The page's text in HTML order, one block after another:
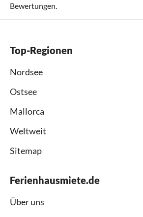
Bewertungen.
Top-Regionen
Nordsee
Ostsee
Mallorca
Weltweit
Sitemap
Ferienhausmiete.de
Über uns